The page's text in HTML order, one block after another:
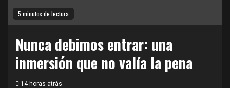
5 minutos de lectura
Nunca debimos entrar: una
inmersión que no valía la pena
14 horas atrás